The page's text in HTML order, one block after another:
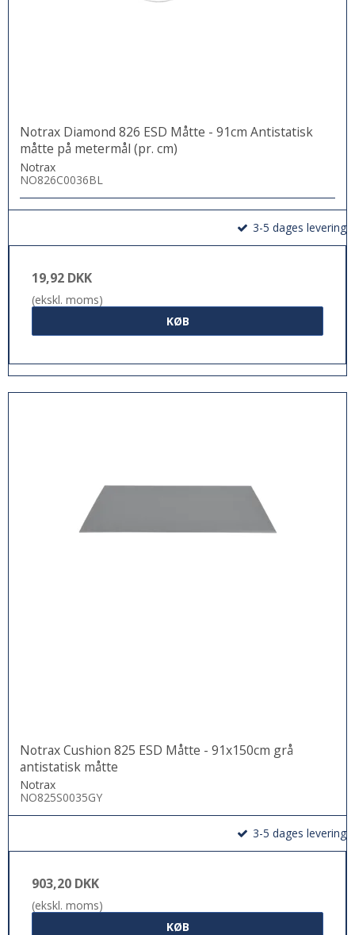
Notrax Diamond 826 ESD Måtte - 91cm Antistatisk
måtte på metermål (pr. cm)
Notrax
NO826C0036BL
3-5 dages levering
19,92 DKK
(ekskl. moms)
KØB
Notrax Cushion 825 ESD Måtte - 91x150cm grå
antistatisk måtte
Notrax
NO825S0035GY
3-5 dages levering
903,20 DKK
(ekskl. moms)
KØB